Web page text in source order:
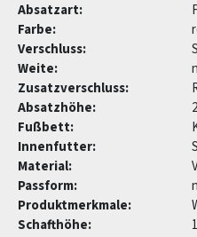
Absatzart:
Farbe:
Verschluss:
Weite:
Zusatzverschluss:
Absatzhöhe:
Fußbett:
Innenfutter:
Material:
Passform:
Produktmerkmale:
Schafthöhe: